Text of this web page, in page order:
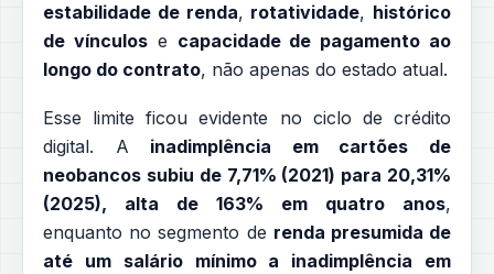
estabilidade de renda, rotatividade, histórico
de vínculose capacidade de pagamento ao
longo do contrato, não apenas do estado atual.
Esse limite ficou evidente no ciclo de crédito
digital. A inadimplência em cartões de
neobancos subiu de 7,71% (2021) para 20,31%
(2025), alta de 163% em quatro anos,
enquanto no segmento de renda presumida de
até um salário mínimo a inadimplência em